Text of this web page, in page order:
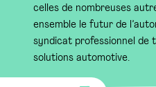
celles de nombreuses
ensemble le futur de
syndicat professionnel de
solutions automotive.